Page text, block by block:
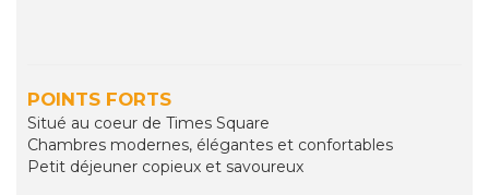
POINTS FORTS
Situé au coeur de Times Square
Chambres modernes, élégantes et confortables
Petit déjeuner copieux et savoureux